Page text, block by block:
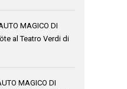
MAGICO DI
al Teatro Verdi di
MAGICO DI